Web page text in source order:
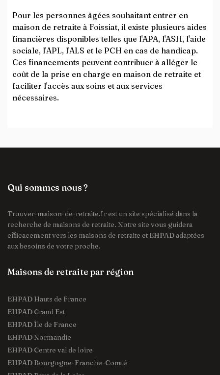
Pour les personnes âgées souhaitant entrer en
maison de retraite à Foissiat, il existe plusieurs aides
financières disponibles telles que l'APA, l'ASH, l'aide
sociale, l'APL, l'ALS et le PCH en cas de handicap.
Ces financements peuvent contribuer à alléger le
coût de la prise en charge en maison de retraite et
faciliter l'accès aux soins et aux services
nécessaires.
Qui sommes nous ?
Trouver-maison-de-retraite.fr est un site spécialisé dans la
recherche de maisons de retraite. Notre site vous guidera
efficacement vers les maisons de retraite et EHPAD adaptées
aux besoins de votre proche.
Maisons de retraite par région
EHPAD Hauts de France
EHPAD Grand Est
EHPAD Île de France
EHPAD Normandie
EHPAD Centre val de loire
EHPAD Bourgogne-Franche-Comté